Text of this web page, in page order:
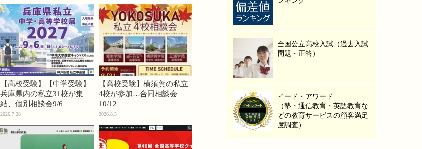
【高校受験】【中学受験】
兵庫県内の私立31校が集
結、個別相談会9/6
2026.7.28
【高校受験】横須賀の私立
4校が参加…合同相談会
10/12
2026.8.5
全国公立高校入試（過去入試
問題・正答）
イード・アワード
（塾・通信教育・英語教育な
どの教育サービスの顧客満足
度調査）